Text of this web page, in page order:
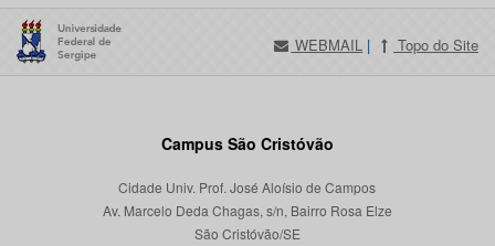
WEBMAIL | Topo do Site
Campus São Cristóvão
Cidade Univ. Prof. José Aloísio de Campos
Av. Marcelo Deda Chagas, s/n, Bairro Rosa Elze
São Cristóvão/SE